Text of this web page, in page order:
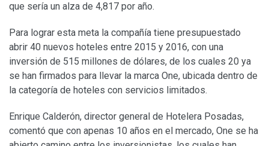
que sería un alza de 4,817 por año.
Para lograr esta meta la compañía tiene presupuestado
abrir 40 nuevos hoteles entre 2015 y 2016, con una
inversión de 515 millones de dólares, de los cuales 20 ya
se han firmados para llevar la marca One, ubicada dentro de
la categoría de hoteles con servicios limitados.
Enrique Calderón, director general de Hotelera Posadas,
comentó que con apenas 10 años en el mercado, One se ha